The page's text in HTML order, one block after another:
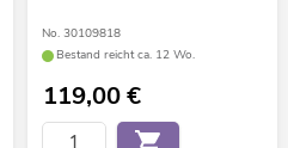
No. 30109818
Bestand reicht ca. 12 Wo.
119,00€